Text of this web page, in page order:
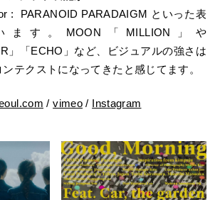
: PARANOID PARADAIGM といった表
す。MOON「MILLION」や
」「ECHO」など、ビジュアルの強さは
テクストになってきたと感じてます。
/vimeo / Instagram